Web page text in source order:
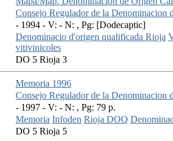
Consejo Regulador de la Denominacion
- 1994 - V: - N: , Pg: [Dodecaptic]
Denominacio d'origen qualificada Rioja
vitivinicoles
DO 5 Rioja 3
Memoria 1996
Consejo Regulador de la Denominacion
- 1997 - V: - N: , Pg: 79 p.
Memoria Infoden Rioja DOQ
DO 5 Rioja 5